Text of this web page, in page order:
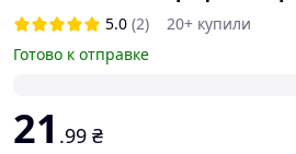
5.0 (2)
20+ купили
Готово к отправке
21 .99 ₴